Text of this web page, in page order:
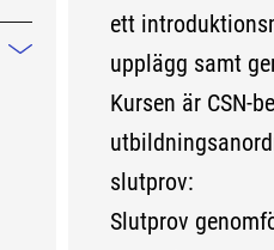
Mindre information
ett
upplägg samt
Kursen är CSN-
slutprov:
Slutprov